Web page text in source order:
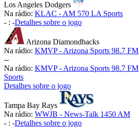
Los Angeles Dodgers
Na rádio: KLAC - AM 570 LA Sports
- : -Detalhes sobre o jogo
Arizona Diamondbacks
Na rádio: KMVP - Arizona Sports 98.7 FM
--
Na rádio: KMVP - Arizona Sports 98.7 FM
Sports
Detalhes sobre o jogo
Tampa Bay Rays
Na rádio: WWJB - News-Talk 1450 AM
- : -Detalhes sobre o jogo